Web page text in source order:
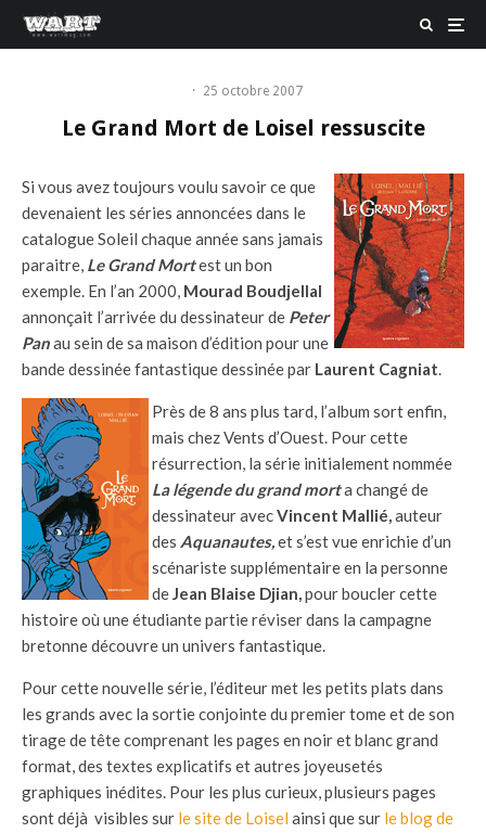
· 25 octobre 2007
Le Grand Mort de Loisel ressuscite
Si vous avez toujours voulu savoir ce que
devenaient les séries annoncées dans le
catalogue Soleil chaque année sans jamais
paraitre, Le Grand Mortest un bon
exemple. En l’an 2000, Mourad Boudjellal
annonçait l’arrivée du dessinateur de Peter
Panau sein de sa maison d’édition pour une
bande dessinée fantastique dessinée par Laurent Cagniat.
Près de 8 ans plus tard, l’album sort enfin,
mais chez Vents d’Ouest. Pour cette
résurrection, la série initialement nommée
La légende du grand morta changé de
dessinateur avecVincent Mallié,auteur
des Aquanautes,et s’est vue enrichie d’un
scénariste supplémentaire en la personne
deJean Blaise Djian,pour boucler cette
histoire où une étudiante partie réviser dans la campagne
bretonne découvre un univers fantastique.
Pour cette nouvelle série, l’éditeur met les petits plats dans
les grands avec la sortie conjointe du premier tome et de son
tirage de tête comprenant les pages en noir et blanc grand
format, des textes explicatifs et autres joyeusetés
graphiques inédites. Pour les plus curieux, plusieurs pages
sont déjà visibles sur le site de Loisel ainsi que sur le blog de